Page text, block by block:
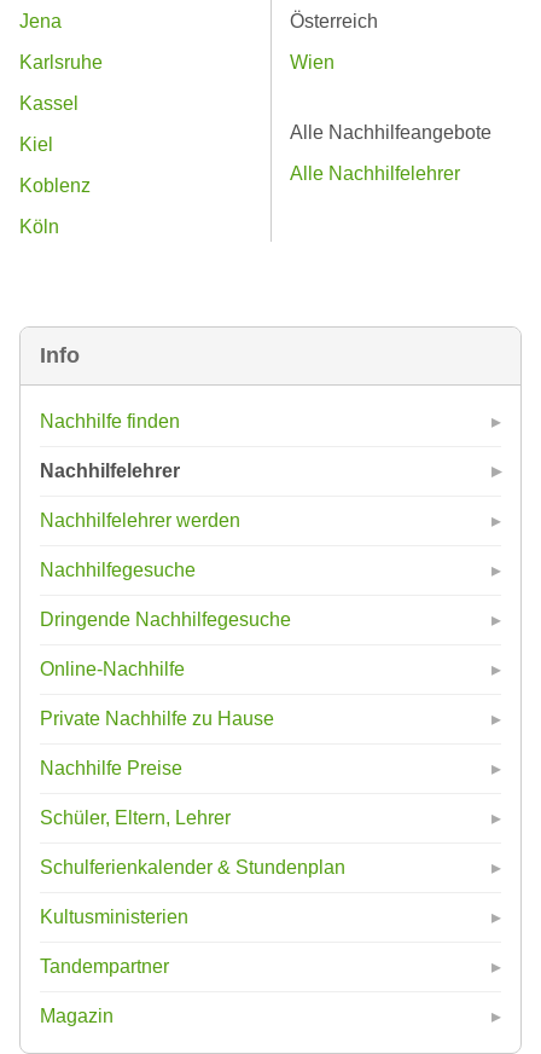
Info
Nachhilfe finden
Nachhilfelehrer
Nachhilfelehrer werden
Nachhilfegesuche
Dringende Nachhilfegesuche
Online-Nachhilfe
Private Nachhilfe zu Hause
Nachhilfe Preise
Schüler, Eltern, Lehrer
Schulferienkalender & Stundenplan
Kultusministerien
Tandempartner
Magazin
Jena
Karlsruhe
Kassel
Kiel
Koblenz
Köln
Österreich
Wien
Alle Nachhilfeangebote
Alle Nachhilfelehrer